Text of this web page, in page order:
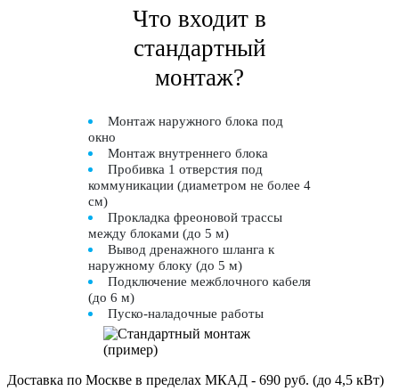
Что входит в
стандартный
монтаж?
Монтаж наружного блока под
окно
Монтаж внутреннего блока
Пробивка 1 отверстия под
коммуникации (диаметром не более 4
см)
Прокладка фреоновой трассы
между блоками (до 5 м)
Вывод дренажного шланга к
наружному блоку (до 5 м)
Подключение межблочного кабеля
(до 6 м)
Пуско-наладочные работы
Доставка по Москве в пределах МКАД - 690 руб. (до 4,5 кВт)